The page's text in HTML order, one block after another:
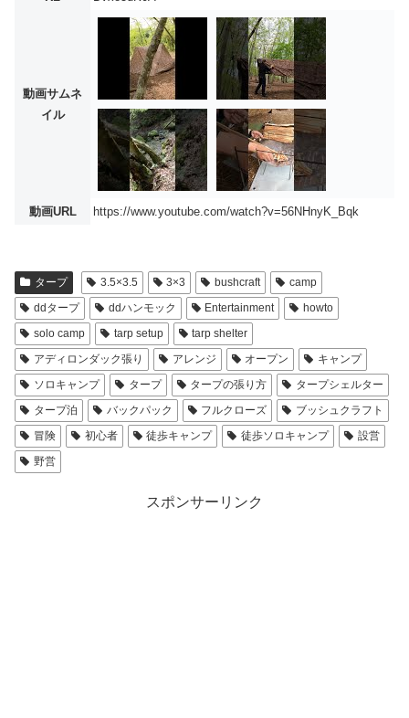
動画サムネ
イル
動画URL https://www.youtube.com/watch?v=56NHnyK_Bqk
タープ 3.5×3.5 3×3 bushcraft
camp
ddタープ
ddハンモック Entertainment
howto
solo camp
tarp setup
tarp shelter
アディロンダック張り
アレンジ オープン
キャンプ
ソロキャンプ
タープ タープの張り方
タープシェルター
タープ泊
バックパック フルクローズ
ブッシュクラフト
冒険
初心者 徒歩キャンプ 徒歩ソロキャンプ
設営
野営
スポンサーリンク